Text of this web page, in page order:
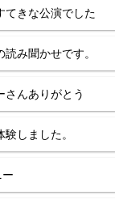
てきな公演でした
み聞かせです。
さんありがとう
しました。